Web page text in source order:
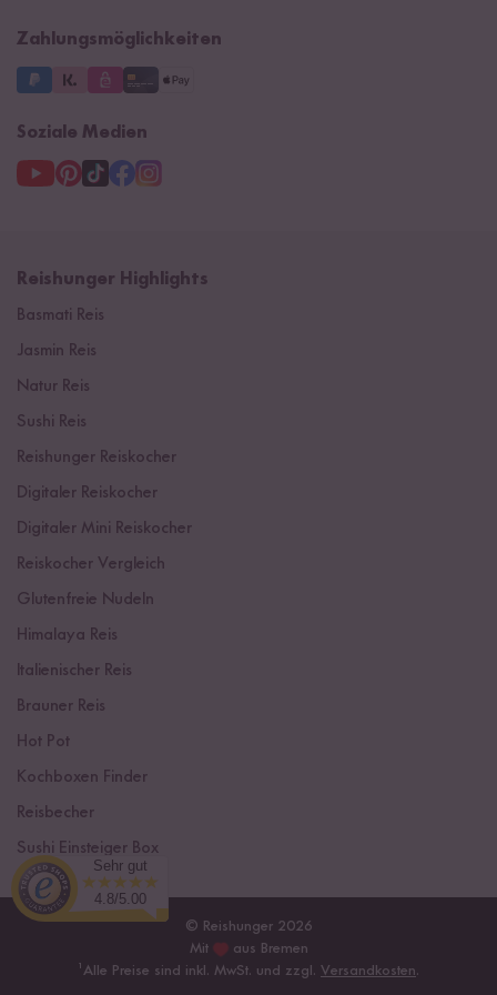
Zahlungsmöglichkeiten
Soziale Medien
Reishunger Highlights
Basmati Reis
Jasmin Reis
Natur Reis
Sushi Reis
Reishunger Reiskocher
Digitaler Reiskocher
Digitaler Mini Reiskocher
Reiskocher Vergleich
Glutenfreie Nudeln
Himalaya Reis
Italienischer Reis
Brauner Reis
Hot Pot
Kochboxen Finder
Reisbecher
Sushi Einsteiger Box
© Reishunger 2026
Mit
aus Bremen
¹ Alle Preise sind inkl. MwSt. und zzgl. Versandkosten.
Sehr gut
4.8/5.00